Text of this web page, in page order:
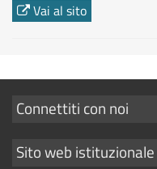
Vai al sito
Mostra
link
Connettiti con noi
Mostra
Sito web istituzionale